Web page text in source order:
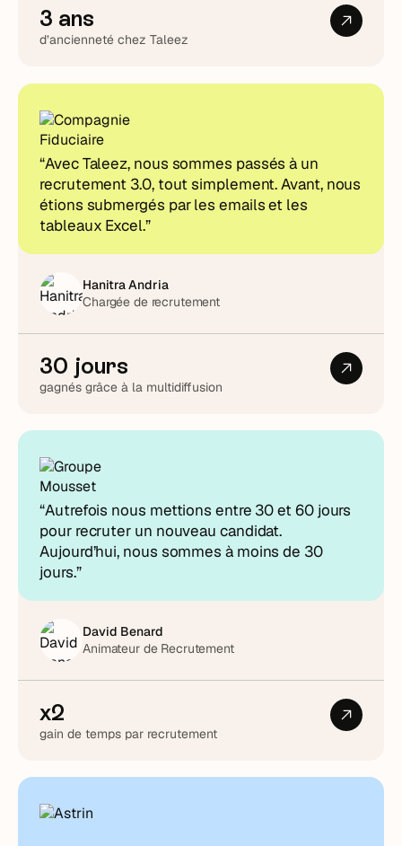
3 ans
d’ancienneté chez Taleez
“Avec Taleez, nous sommes passés à un
recrutement 3.0, tout simplement. Avant, nous
étions submergés par les emails et les
tableaux Excel.”
Hanitra Andria
Chargée de recrutement
30 jours
gagnés grâce à la multidiffusion
“Autrefois nous mettions entre 30 et 60 jours
pour recruter un nouveau candidat.
Aujourd’hui, nous sommes à moins de 30
jours.”
David Benard
Animateur de Recrutement
x2
gain de temps par recrutement